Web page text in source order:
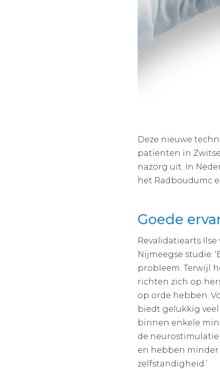
Deze nieuwe
patiënten in
nazorg uit. In
het Radboudumc
Goede
Revalidatiearts
Nijmeegse studie:
probleem. Terwijl
richten zich op
op orde hebben.
biedt gelukkig
binnen enkele
de neurostimulatie
en hebben minder
zelfstandigheid.’